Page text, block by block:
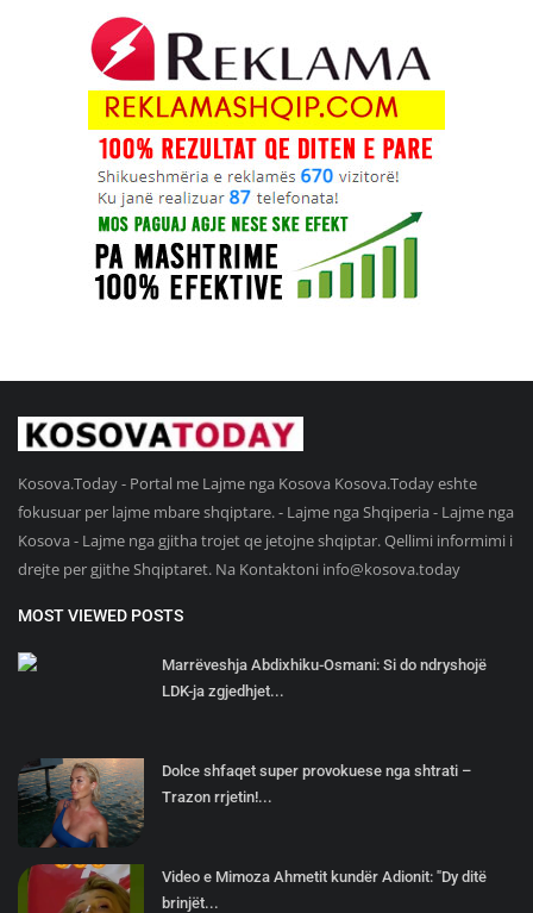
Kosova.Today - Portal me Lajme nga Kosova Kosova.Today eshte
fokusuar per lajme mbare shqiptare. - Lajme nga Shqiperia - Lajme nga
Kosova - Lajme nga gjitha trojet qe jetojne shqiptar. Qellimi informimi i
drejte per gjithe Shqiptaret. Na Kontaktoni info@kosova.today
MOST VIEWED POSTS
Marrëveshja Abdixhiku-Osmani: Si do ndryshojë
LDK-ja zgjedhjet...
Dolce shfaqet super provokuese nga shtrati –
Trazon rrjetin!...
Video e Mimoza Ahmetit kundër Adionit: "Dy ditë
brinjët...